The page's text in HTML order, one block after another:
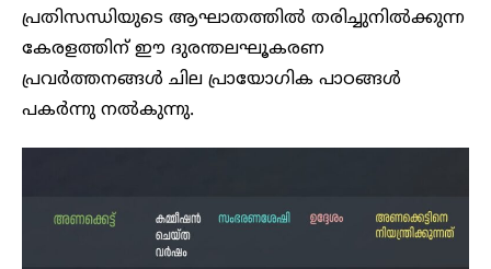
പ്രതിസന്ധിയുടെ ആഘാതത്തിൽ തരിച്ചുനിൽക്കുന്ന
കേരളത്തിന് ഈ ദുരന്തലഘൂകരണ
പ്രവർത്തനങ്ങൾ ചില പ്രായോഗിക പാഠങ്ങൾ
പകർന്നു നൽകുന്നു.